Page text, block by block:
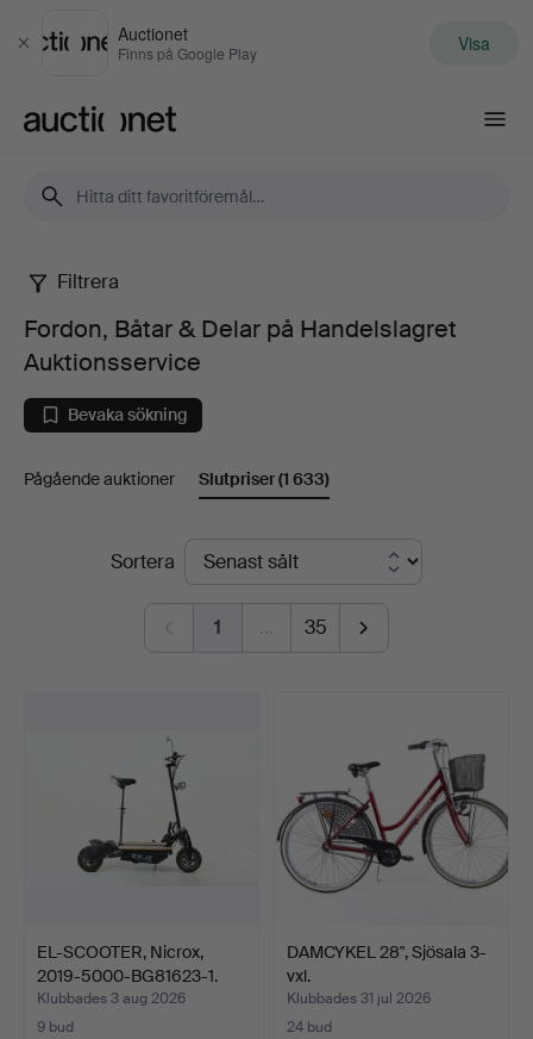
Stäng
Auctionet
Finns på Google Play Visa
Fordon,
Båtar
&
Delar
Handelslagret
Auktionsservice
Filtrera
Fordon, Båtar & Delar på Handelslagret
Auktionsservice
Bevaka sökning
Pågående auktioner Slutpriser(1 633)
SlutpriserSortera
1 … 35
EL-SCOOTER, Nicrox,
2019-5000-BG81623-1.
Klubbades 3 aug 2026
9 bud
DAMCYKEL 28", Sjösala 3-
vxl.
Klubbades 31 jul 2026
24 bud